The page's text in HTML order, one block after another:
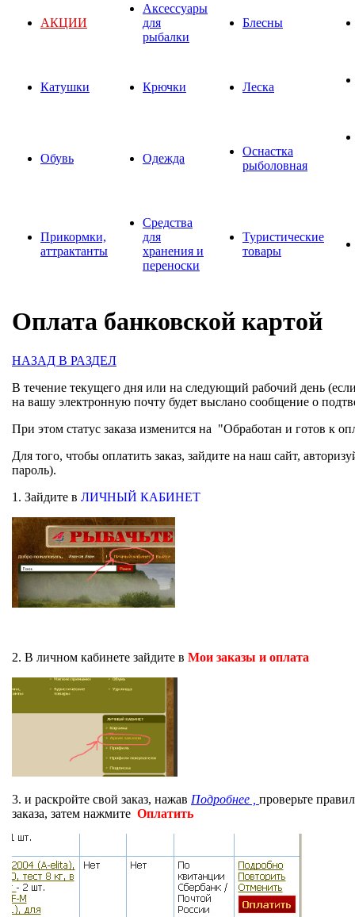
АКЦИИ
Аксессуары
для
рыбалки
Блесны
Катушки Крючки Леска
Обувь Одежда
Оснастка
рыболовная
Прикормки,
аттрактанты
Средства
для
хранения и
переноски
Туристические
товары
Оплата банковской картой
НАЗАД В РАЗДЕЛ
В течение текущего дня или на следующий рабочий день
на вашу электронную почту будет выслано сообщение о
При этом статус заказа изменится на "Обработан и готов к
Для того, чтобы оплатить заказ, зайдите на наш сайт,
пароль).
1. Зайдите в ЛИЧНЫЙ КАБИНЕТ
2. В личном кабинете зайдите в Мои заказы и оплата
3. и раскройте свой заказ, нажав Подробнее , проверьте
заказа, затем нажмите Оплатить